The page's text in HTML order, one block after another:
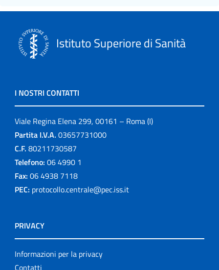
Istituto Superiore di Sanità
I NOSTRI CONTATTI
Viale Regina Elena 299, 00161 – Roma (I)
Partita I.V.A. 03657731000
C.F. 80211730587
Telefono: 06 4990 1
Fax: 06 4938 7118
PEC: protocollo.centrale@pec.iss.it
PRIVACY
Informazioni per la privacy
Contatti